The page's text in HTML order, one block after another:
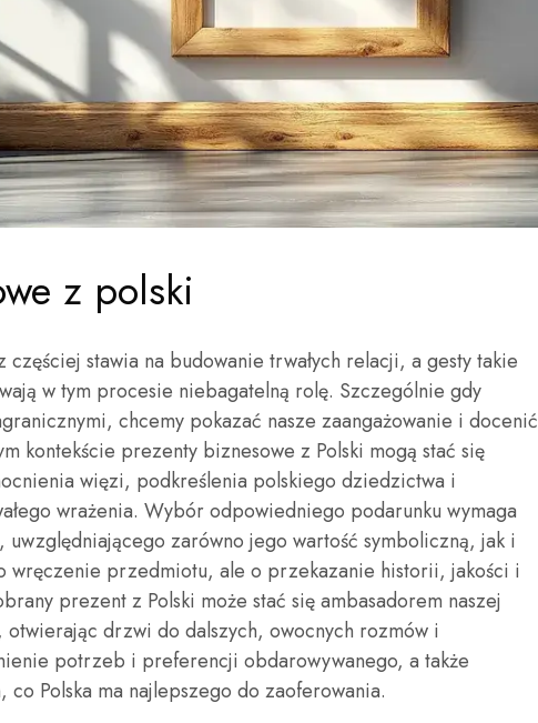
z polski
częściej stawia na budowanie trwałych relacji, a gesty takie
w tym procesie niebagatelną rolę. Szczególnie gdy
chcemy pokazać nasze zaangażowanie i docenić
kontekście prezenty biznesowe z Polski mogą stać się
więzi, podkreślenia polskiego dziedzictwa i
wrażenia. Wybór odpowiedniego podarunku wymaga
zarówno jego wartość symboliczną, jak i
wręczenie przedmiotu, ale o przekazanie historii, jakości i
prezent z Polski może stać się ambasadorem naszej
drzwi do dalszych, owocnych rozmów i
potrzeb i preferencji obdarowywanego, a także
co Polska ma najlepszego do zaoferowania.